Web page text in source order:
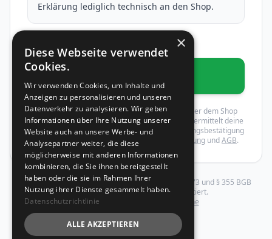
Erklärung lediglich technisch an den Shop.
Mit dem Absenden wird dein Widerruf gegenüber dem Shop
rechtswirksam erklärt. widerrufsbutton.online übermittelt deine
Erklärung an den Shop und schickt dir eine Eingangsbestätigung
per E-Mail. Es gelten unsereDatenschutzerklärung undAGB.
Dieser Widerruf wird gemäß EU-Richtlinie 2023/2673 und § 355 BGB
elektronisch verarbeitet und dokumentiert.
Betrieben von
widerrufsbutton.online
×
Diese Webseite verwendet
Cookies.
Wir verwenden Cookies, um Inhalte und
Anzeigen zu personalisieren und unseren
Datenverkehr zu analysieren. Wir geben
Informationen über Ihre Nutzung unserer
Website auch an unsere Werbe- und
Analysepartner weiter, die diese
möglicherweise mit anderen Informationen
kombinieren, die Sie ihnen bereitgestellt
haben oder die sie im Rahmen Ihrer
Nutzung ihrer Dienste gesammelt haben.
Datenschutzrichtlinie
ALLE AKZEPTIEREN